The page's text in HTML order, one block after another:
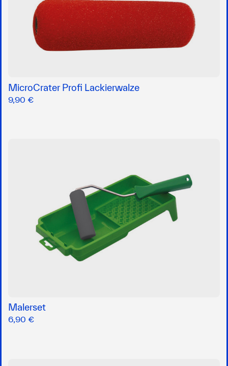
MicroCrater Profi Lackierwalze
9,90 €
Malerset
6,90 €